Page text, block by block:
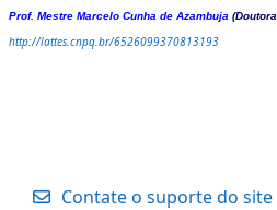
Prof. Mestre Marcelo Cunha de Azambuja
http://lattes.cnpq.br/6526099370813193
Contate o suporte do site